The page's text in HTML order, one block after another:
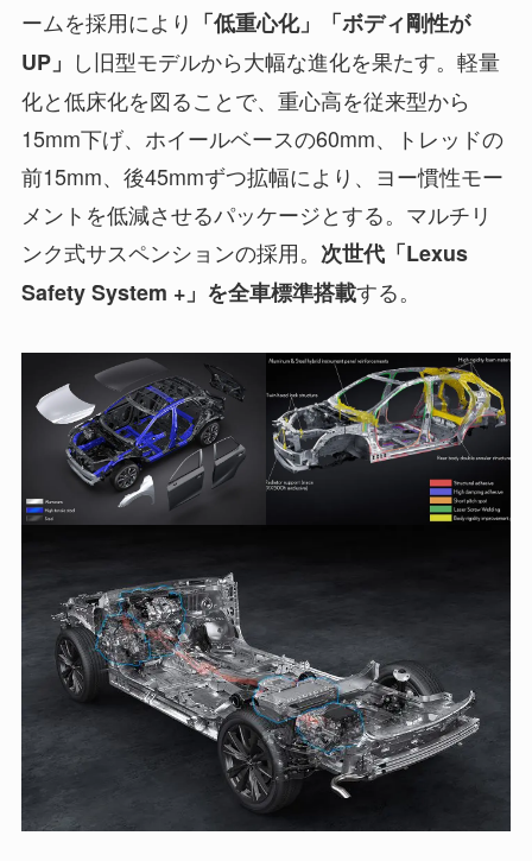
ームを採用により 「低重心化」「ボディ剛性が
UP」 し旧型モデルから大幅な進化を果たす。軽量
化と低床化を図ることで、重心高を従来型から
15mm下げ、ホイールベースの60mm、トレッドの
前15mm、後45mmずつ拡幅により、ヨー慣性モー
メントを低減させるパッケージとする。マルチリ
ンク式サスペンションの採用。 次世代「Lexus
Safety System +」を全車標準搭載する。